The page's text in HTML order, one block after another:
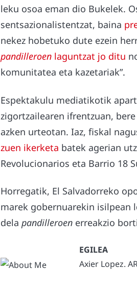
leku osoa eman dio Bukelek.
sentsazionalistentzat, baina
nekez hobetuko dute ezein
pandilleroen laguntzat jo ditu
komunitatea eta kazetariak”.
Espektakulu mediatikotik
zigortzailearen ifrentzuan,
azken urteotan. Iaz, fiskal
zuen ikerketa batek agerian
Revolucionarios eta Barrio 18
Horregatik, El Salvadorreko
marek gobernuarekin
dela pandilleroen erreakzio
Axier Lopez.